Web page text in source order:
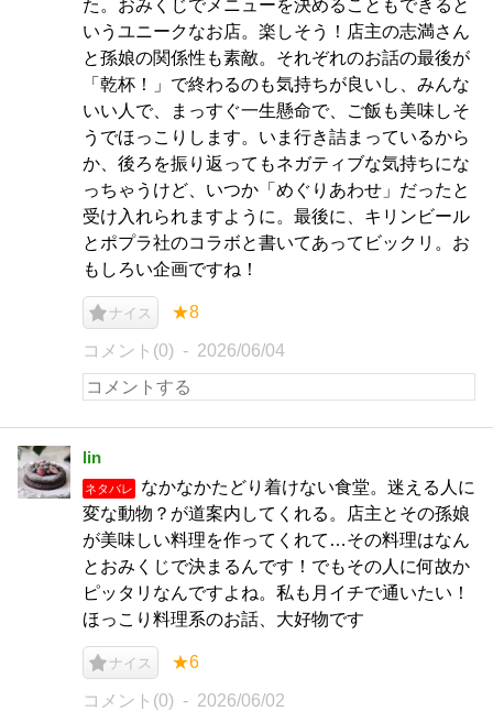
た。おみくじでメニューを決めることもできると
いうユニークなお店。楽しそう！店主の志満さん
と孫娘の関係性も素敵。それぞれのお話の最後が
「乾杯！」で終わるのも気持ちが良いし、みんな
いい人で、まっすぐ一生懸命で、ご飯も美味しそ
うでほっこりします。いま行き詰まっているから
か、後ろを振り返ってもネガティブな気持ちにな
っちゃうけど、いつか「めぐりあわせ」だったと
受け入れられますように。最後に、キリンビール
とポプラ社のコラボと書いてあってビックリ。お
もしろい企画ですね！
ナイス ★8
コメント(0) 2026/06/04
lin
ネタバレ
なかなかたどり着けない食堂。迷える人に
変な動物？が道案内してくれる。店主とその孫娘
が美味しい料理を作ってくれて…その料理はなん
とおみくじで決まるんです！でもその人に何故か
ピッタリなんですよね。私も月イチで通いたい！
ほっこり料理系のお話、大好物です
ナイス ★6
コメント(0) 2026/06/02